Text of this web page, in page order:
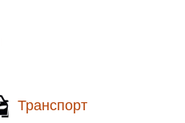
Транспорт